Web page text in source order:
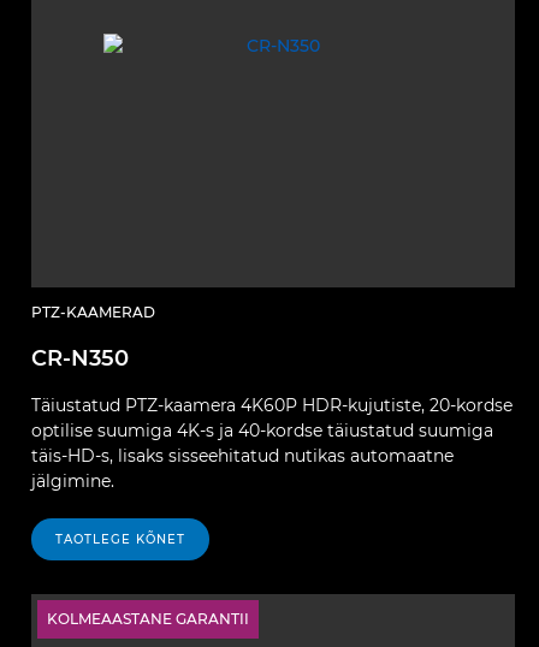
PTZ-KAAMERAD
CR-N350
Täiustatud PTZ-kaamera 4K60P HDR-kujutiste, 20-kordse
optilise suumiga 4K-s ja 40-kordse täiustatud suumiga
täis-HD-s, lisaks sisseehitatud nutikas automaatne
jälgimine.
TAOTLEGE KÕNET
KOLMEAASTANE GARANTII